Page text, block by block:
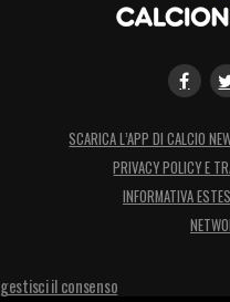
SCARICA L’APP DI CALCIO
PRIVACY POLICY E
INFORMATIVA
gestisci il consenso